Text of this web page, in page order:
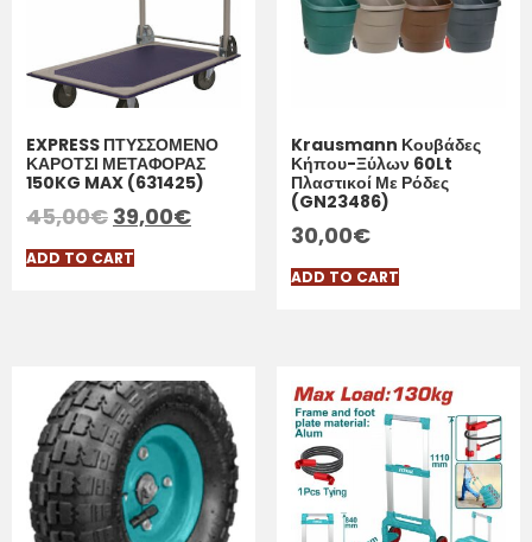
EXPRESS ΠΤΥΣΣΟΜΕΝΟ
ΚΑΡΟΤΣΙ ΜΕΤΑΦΟΡΑΣ
150KG MAX (631425)
45,00€ 39,00€
ADD TO CART
Krausmann Κουβάδες
Κήπου-Ξύλων 60Lt
Πλαστικοί Με Ρόδες
(GN23486)
30,00€
ADD TO CART